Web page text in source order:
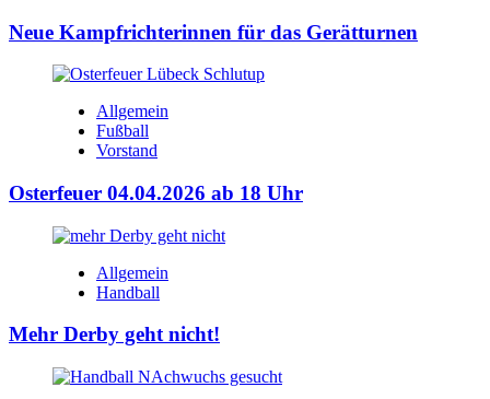
Neue Kampfrichterinnen für das Gerätturnen
Allgemein
Fußball
Vorstand
Osterfeuer 04.04.2026 ab 18 Uhr
Allgemein
Handball
Mehr Derby geht nicht!